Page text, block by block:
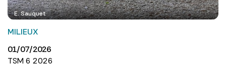
E. Sauquet
MILIEUX
01/07/2026
TSM 6 2026